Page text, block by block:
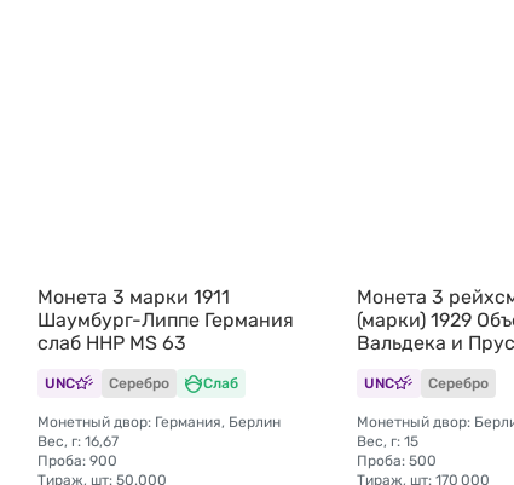
Монета 3 марки 1911
Шаумбург-Липпе Германия
слаб ННР MS 63
UNC Серебро Слаб
Монетный двор: Германия, Берлин
Вес, г: 16,67
Проба: 900
Тираж, шт: 50.000
Монета 3
(марки) 1929
Вальдека и
Германия
UNC Серебро
Монетный двор:
Вес, г: 15
Проба: 500
Тираж, шт: 170 000